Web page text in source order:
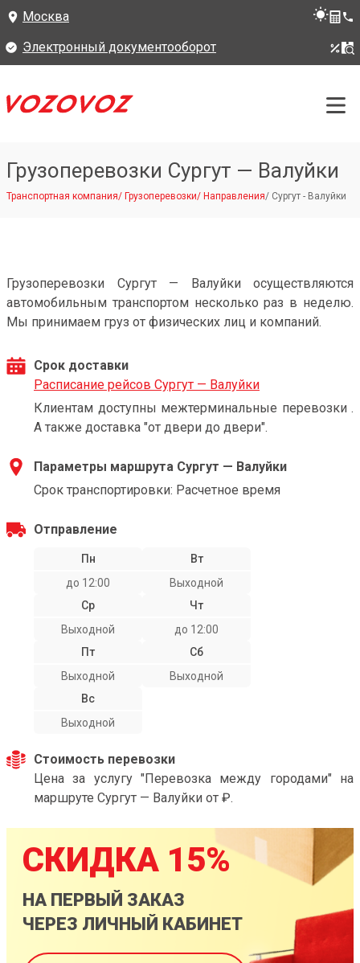
Москва
Электронный документооборот
Грузоперевозки Сургут — Валуйки
Транспортная компания/ Грузоперевозки/ Направления/ Сургут - Валуйки
Грузоперевозки Сургут — Валуйки осуществляются
автомобильным транспортом несколько раз в неделю.
Мы принимаем груз от физических лиц и компаний.
Срок доставки
Расписание рейсов Сургут — Валуйки
Клиентам доступны межтерминальные перевозки .
А также доставка "от двери до двери".
Параметры маршрута Сургут — Валуйки
Срок транспортировки: Расчетное время
Отправление
Пн
до 12:00
Вт
Выходной
Ср
Выходной
Чт
до 12:00
Пт
Выходной
Сб
Выходной
Вс
Выходной
Стоимость перевозки
Цена за услугу "Перевозка между городами" на
маршруте Сургут — Валуйки от ₽.
СКИДКА 15%
НА ПЕРВЫЙ ЗАКАЗ
ЧЕРЕЗ ЛИЧНЫЙ КАБИНЕТ